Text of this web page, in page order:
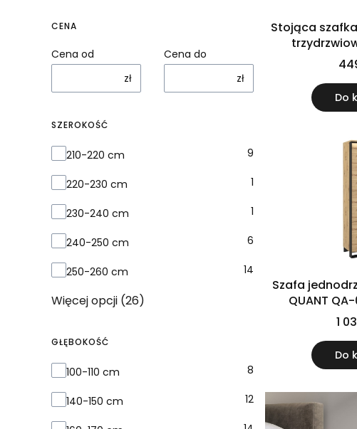
CENA
Cena od
zł
Cena do
zł
SZEROKOŚĆ
Szerokość
210-220 cm 9
220-230 cm 1
230-240 cm 1
240-250 cm 6
250-260 cm 14
Więcej opcji (26)
GŁĘBOKOŚĆ
Głębokość
100-110 cm 8
140-150 cm 12
Stojąca szafka
Do
Szafa
QUANT
1
Do